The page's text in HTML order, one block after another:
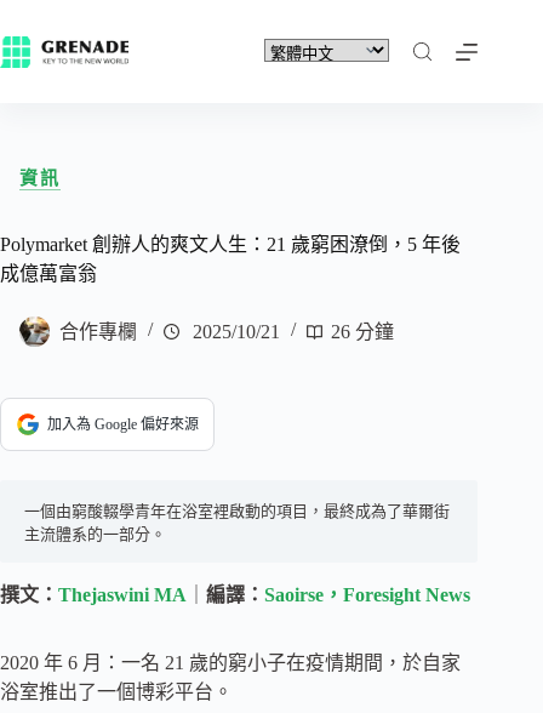
資訊
Polymarket 創辦人的爽文人生：21 歲窮困潦倒，5 年後
成億萬富翁
合作專欄 2025/10/21 26 分鐘
加入為 Google 偏好來源
一個由窮酸輟學青年在浴室裡啟動的項目，最終成為了華爾街
主流體系的一部分。
撰文： Thejaswini MA 編譯： Saoirse，Foresight News
2020 年 6 月：一名 21 歲的窮小子在疫情期間，於自家
浴室推出了一個博彩平台。